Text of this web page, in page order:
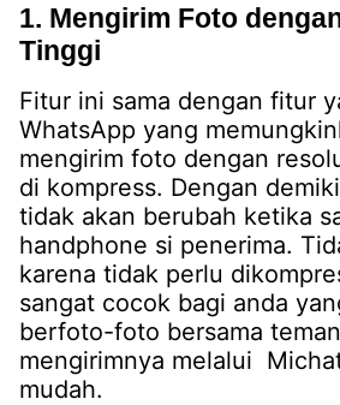
1. Mengirim Foto
Tinggi
Fitur ini sama dengan fitur
WhatsApp yang
mengirim foto dengan
di kompress. Dengan
tidak akan berubah ketika
handphone si penerima.
karena tidak perlu
sangat cocok bagi anda
berfoto-foto bersama
mengirimnya melalui
mudah.